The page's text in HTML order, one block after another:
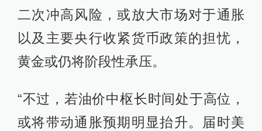
二次冲高风险，或放大市场对于通胀
以及主要央行收紧货币政策的担忧，
黄金或仍将阶段性承压。
“不过，若油价中枢长时间处于高位，
或将带动通胀预期明显抬升。届时美